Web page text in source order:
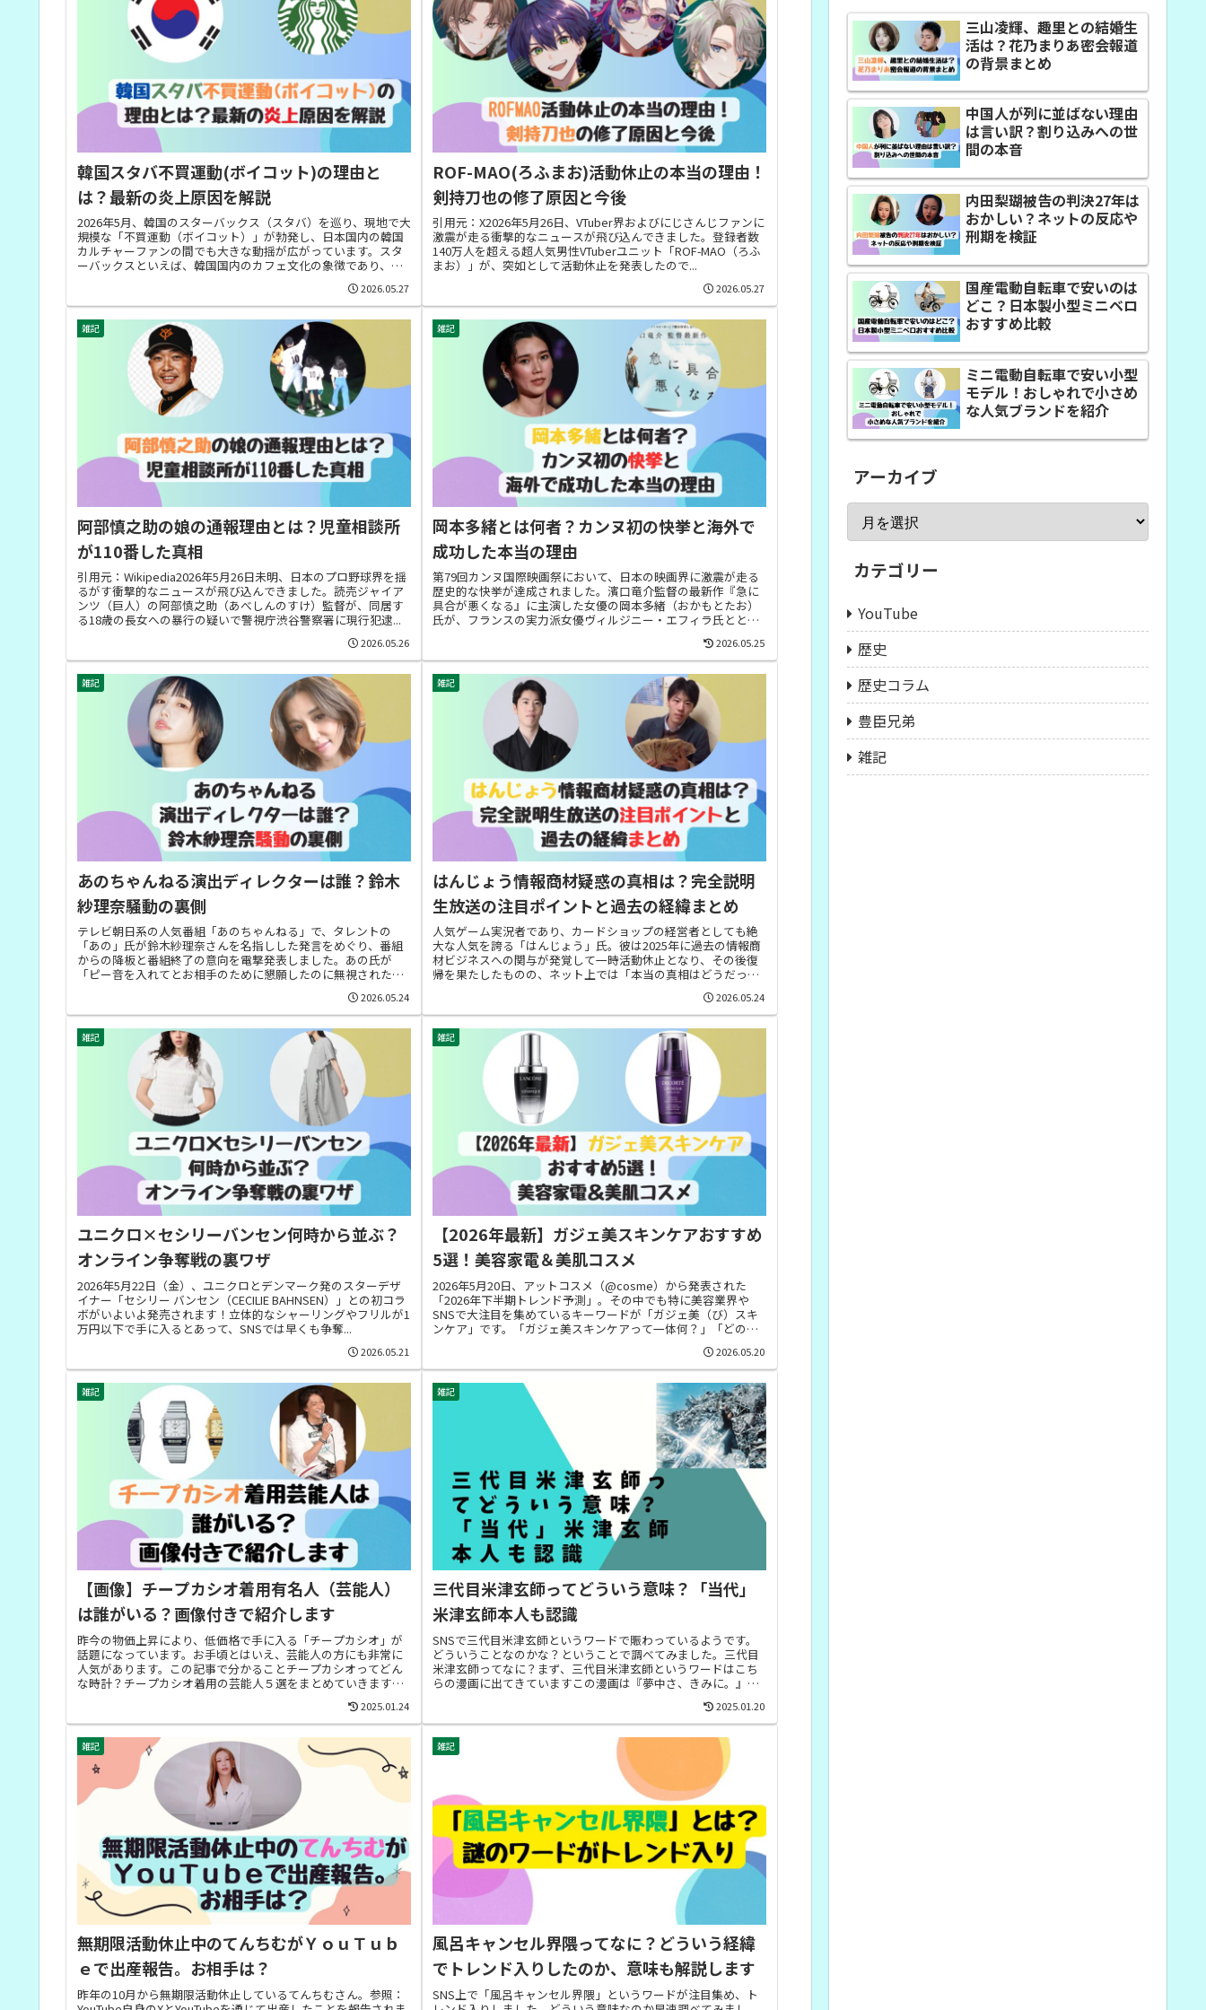
韓国スタバ不買運動(ボイコット)の理由と
は？最新の炎上原因を解説
2026年5月、韓国のスターバックス（スタバ）を巡り、現地で大
規模な「不買運動（ボイコット）」が勃発し、日本国内の韓国
カルチャーファンの間でも大きな動揺が広がっています。スタ
ーバックスといえば、韓国国内のカフェ文化の象徴であり、若
2026.05.27
ROF-MAO(ろふまお)活動休止の本当の理由！
剣持刀也の修了原因と今後
引用元：X2026年5月26日、VTuber界およびにじさんじファンに
激震が走る衝撃的なニュースが飛び込んできました。登録者数
140万人を超える超人気男性VTuberユニット「ROF-MAO（ろふ
まお）」が、突如として活動休止を発表したので...
2026.05.27
雑記
阿部慎之助の娘の通報理由とは？児童相談所
が110番した真相
引用元：Wikipedia2026年5月26日未明、日本のプロ野球界を揺
るがす衝撃的なニュースが飛び込んできました。読売ジャイア
ンツ（巨人）の阿部慎之助（あべしんのすけ）監督が、同居す
る18歳の長女への暴行の疑いで警視庁渋谷警察署に現行犯逮...
2026.05.26
雑記
岡本多緒とは何者？カンヌ初の快挙と海外で
成功した本当の理由
第79回カンヌ国際映画祭において、日本の映画界に激震が走る
歴史的な快挙が達成されました。濱口竜介監督の最新作『急に
具合が悪くなる』に主演した女優の岡本多緒（おかもとたお）
氏が、フランスの実力派女優ヴィルジニー・エフィラ氏ととも
2026.05.25
雑記
あのちゃんねる演出ディレクターは誰？鈴木
紗理奈騒動の裏側
テレビ朝日系の人気番組「あのちゃんねる」で、タレントの
「あの」氏が鈴木紗理奈さんを名指しした発言をめぐり、番組
からの降板と番組終了の意向を電撃発表しました。あの氏が
「ピー音を入れてとお相手のために懇願したのに無視された」
2026.05.24
雑記
はんじょう情報商材疑惑の真相は？完全説明
生放送の注目ポイントと過去の経緯まとめ
人気ゲーム実況者であり、カードショップの経営者としても絶
大な人気を誇る「はんじょう」氏。彼は2025年に過去の情報商
材ビジネスへの関与が発覚して一時活動休止となり、その後復
帰を果たしたものの、ネット上では「本当の真相はどうだった
2026.05.24
雑記
ユニクロ×セシリーバンセン何時から並ぶ？
オンライン争奪戦の裏ワザ
2026年5月22日（金）、ユニクロとデンマーク発のスターデザ
イナー「セシリー バンセン（CECILIE BAHNSEN）」との初コラ
ボがいよいよ発売されます！立体的なシャーリングやフリルが1
万円以下で手に入るとあって、SNSでは早くも争奪...
2026.05.21
雑記
【2026年最新】ガジェ美スキンケアおすすめ
5選！美容家電＆美肌コスメ
2026年5月20日、アットコスメ（@cosme）から発表された
「2026年下半期トレンド予測」。その中でも特に美容業界や
SNSで大注目を集めているキーワードが「ガジェ美（び）スキ
ンケア」です。「ガジェ美スキンケアって一体何？」「どのア
2026.05.20
雑記
【画像】チープカシオ着用有名人（芸能人）
は誰がいる？画像付きで紹介します
昨今の物価上昇により、低価格で手に入る「チープカシオ」が
話題になっています。お手頃とはいえ、芸能人の方にも非常に
人気があります。この記事で分かることチープカシオってどん
な時計？チープカシオ着用の芸能人５選をまとめていきます。
2025.01.24
雑記
三代目米津玄師ってどういう意味？「当代」
米津玄師本人も認識
SNSで三代目米津玄師というワードで賑わっているようです。
どういうことなのかな？ということで調べてみました。三代目
米津玄師ってなに？まず、三代目米津玄師というワードはこち
らの漫画に出てきていますこの漫画は『夢中さ、きみに。』で
2025.01.20
雑記
無期限活動休止中のてんちむがＹｏｕＴｕｂ
ｅで出産報告。お相手は？
昨年の10月から無期限活動休止しているてんちむさん。参照：
雑記
風呂キャンセル界隈ってなに？どういう経緯
でトレンド入りしたのか、意味も解説します
SNS上で「風呂キャンセル界隈」というワードが注目集め、ト
三山凌輝、趣里との結婚生
活は？花乃まりあ密会報道
の背景まとめ
中国人が列に並ばない理由
は言い訳？割り込みへの世
間の本音
内田梨瑚被告の判決27年は
おかしい？ネットの反応や
刑期を検証
国産電動自転車で安いのは
どこ？日本製小型ミニベロ
おすすめ比較
ミニ電動自転車で安い小型
モデル！おしゃれで小さめ
な人気ブランドを紹介
アーカイブ
カテゴリー
YouTube
歴史
歴史コラム
豊臣兄弟
雑記